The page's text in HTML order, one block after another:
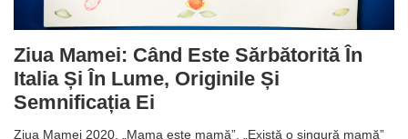
Ziua Mamei: Când Este Sărbătorită În
Italia Și În Lume, Originile Și
Semnificația Ei
Ziua Mamei 2020. „Mama este mamă”, „Există o singură mamă”